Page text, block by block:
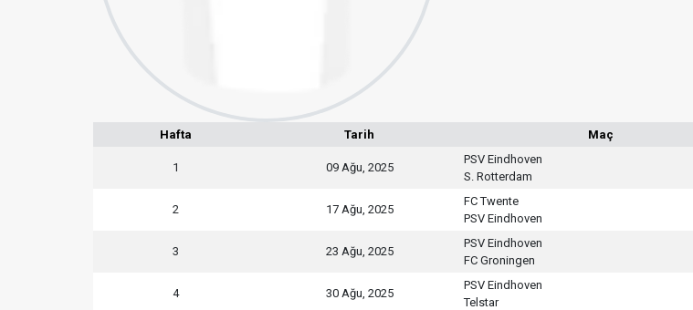
Hafta Tarih Maç
1 09 Ağu, 2025
PSV Eindhoven
S. Rotterdam
2 17 Ağu, 2025
FC Twente
PSV Eindhoven
3 23 Ağu, 2025
PSV Eindhoven
FC Groningen
4 30 Ağu, 2025
PSV Eindhoven
Telstar